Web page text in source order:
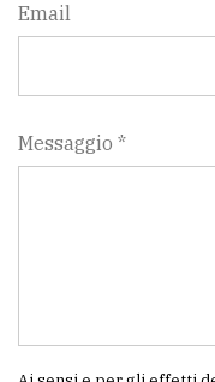
Email
Messaggio *